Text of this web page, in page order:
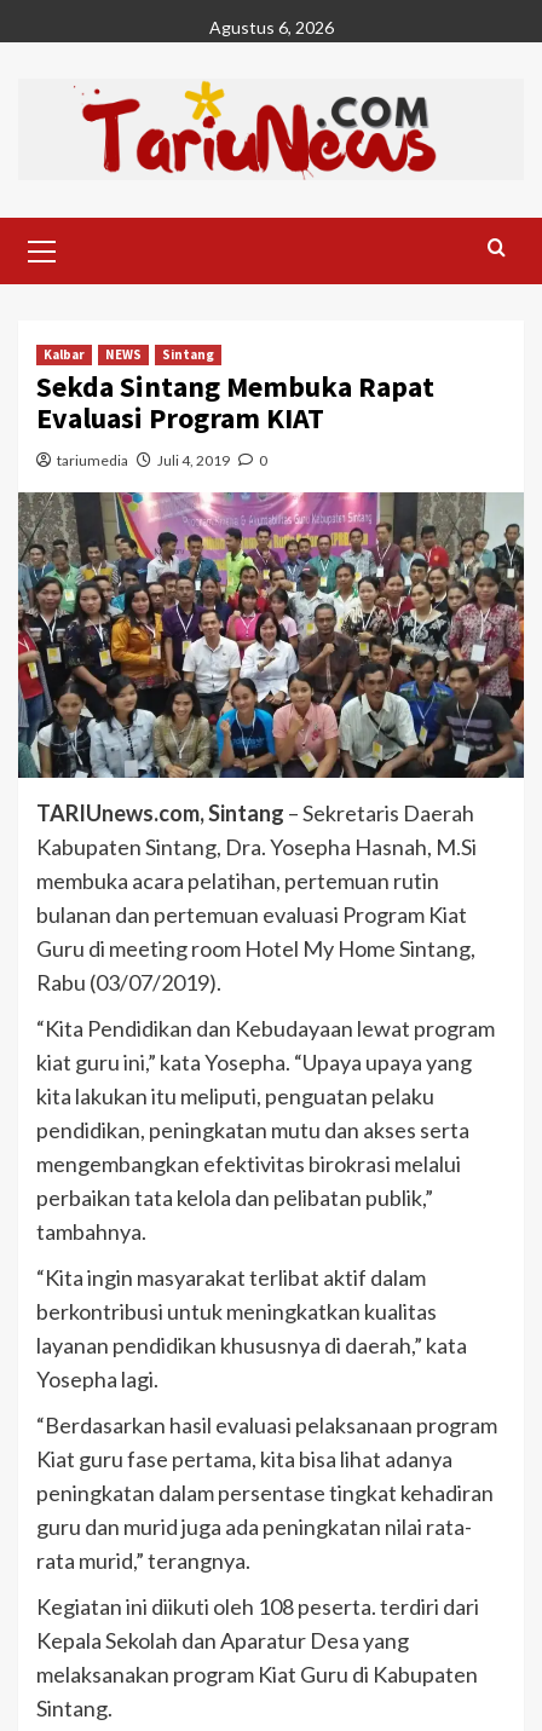
to
Agustus 6, 2026
Menu
Kalbar NEWS Sintang
Sekda Sintang Membuka Rapat
Evaluasi Program KIAT
tariumedia Juli 4, 2019 0
TARIUnews.com, Sintang – Sekretaris Daerah
Kabupaten Sintang, Dra. Yosepha Hasnah, M.Si
membuka acara pelatihan, pertemuan rutin
bulanan dan pertemuan evaluasi Program Kiat
Guru di meeting room Hotel My Home Sintang,
Rabu (03/07/2019).
“Kita Pendidikan dan Kebudayaan lewat program
kiat guru ini,” kata Yosepha. “Upaya upaya yang
kita lakukan itu meliputi, penguatan pelaku
pendidikan, peningkatan mutu dan akses serta
mengembangkan efektivitas birokrasi melalui
perbaikan tata kelola dan pelibatan publik,”
tambahnya.
“Kita ingin masyarakat terlibat aktif dalam
berkontribusi untuk meningkatkan kualitas
layanan pendidikan khususnya di daerah,” kata
Yosepha lagi.
“Berdasarkan hasil evaluasi pelaksanaan program
Kiat guru fase pertama, kita bisa lihat adanya
peningkatan dalam persentase tingkat kehadiran
guru dan murid juga ada peningkatan nilai rata-
rata murid,” terangnya.
Kegiatan ini diikuti oleh 108 peserta. terdiri dari
Kepala Sekolah dan Aparatur Desa yang
melaksanakan program Kiat Guru di Kabupaten
Sintang.